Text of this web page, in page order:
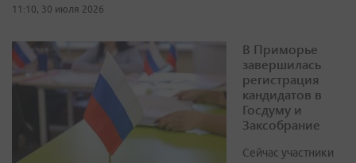
11:10, 30 июля 2026
В Приморье
завершилась
регистрация
кандидатов в
Госдуму и
Заксобрание
Сейчас участники